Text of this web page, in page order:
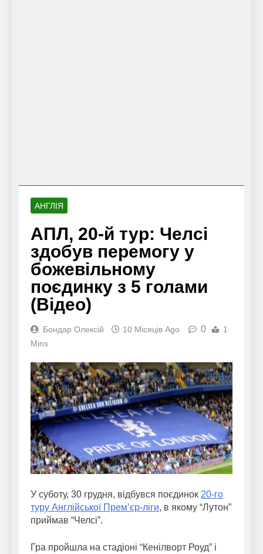
АНГЛІЯ
АПЛ, 20-й тур: Челсі
здобув перемогу у
божевільному
поєдинку з 5 голами
(Відео)
Бондар Олексій 10 Місяців Ago 0
1
Mins
У суботу, 30 грудня, відбувся поєдинок 20-го
туру Англійської Прем’єр-ліги, в якому “Лутон”
приймав “Челсі”.
Гра пройшла на стадіоні “Кенілворт Роуд” і